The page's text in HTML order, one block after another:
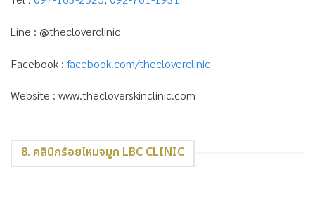
Line : @thecloverclinic
Facebook : facebook.com/thecloverclinic
Website : www.thecloverskinclinic.com
8. คลินิกร้อยไหมจมูก LBC CLINIC